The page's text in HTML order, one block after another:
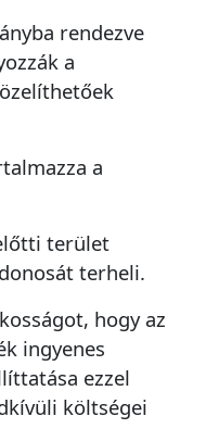
rendezve
a
a
terület
terheli.
hogy az
ingyenes
ezzel
költségei